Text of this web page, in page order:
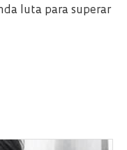
luta para superar